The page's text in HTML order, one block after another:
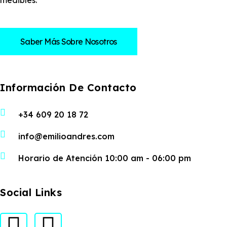
Saber Más Sobre Nosotros
Información De Contacto
+34 609 20 18 72
info@emilioandres.com
Horario de Atención 10:00 am - 06:00 pm
Social Links